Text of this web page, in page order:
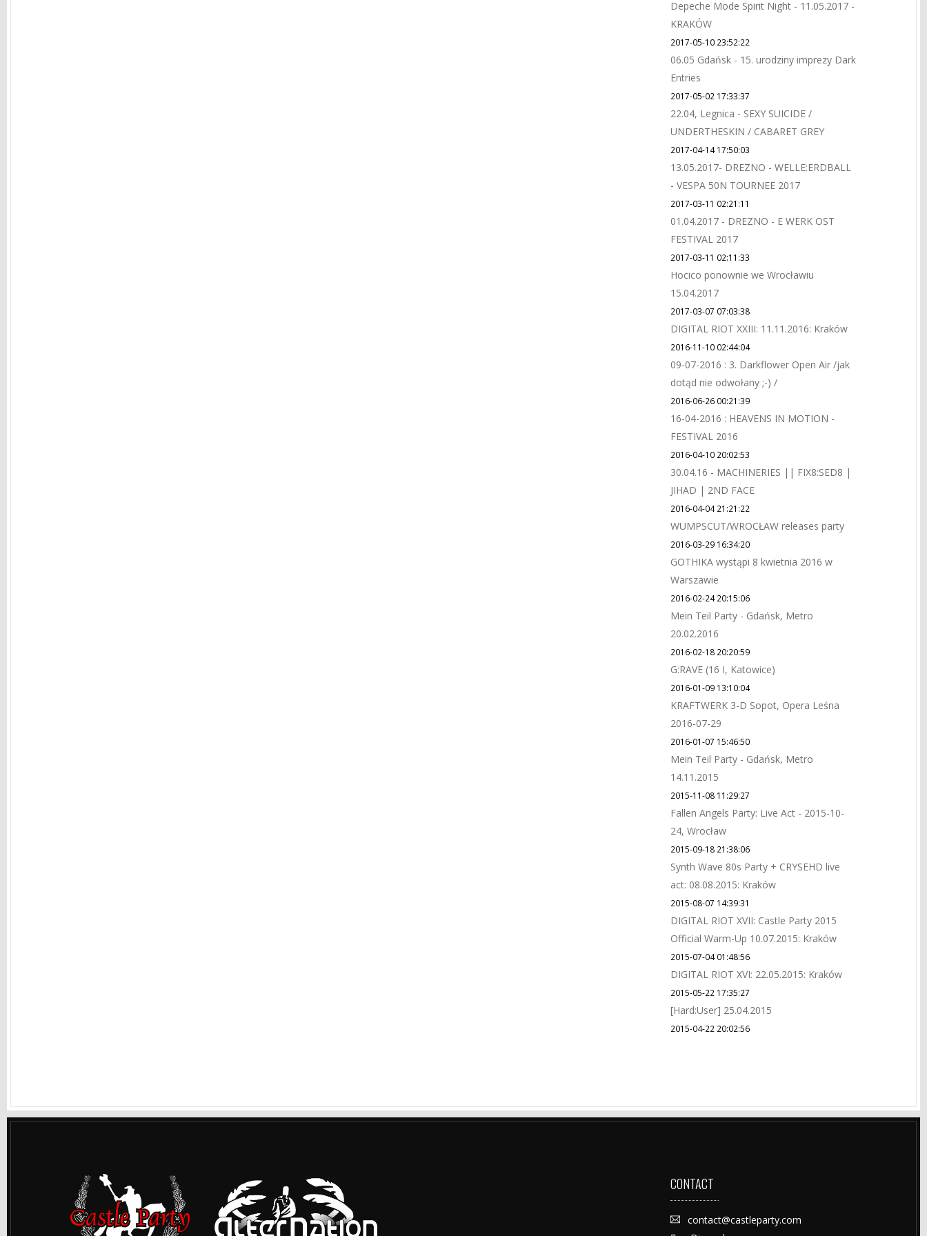
Depeche Mode Spirit Night - 11.05.2017 -
KRAKÓW
2017-05-10 23:52:22
06.05 Gdańsk - 15. urodziny imprezy Dark
Entries
2017-05-02 17:33:37
22.04, Legnica - SEXY SUICIDE /
UNDERTHESKIN / CABARET GREY
2017-04-14 17:50:03
13.05.2017- DREZNO - WELLE:ERDBALL
- VESPA 50N TOURNEE 2017
2017-03-11 02:21:11
01.04.2017 - DREZNO - E WERK OST
FESTIVAL 2017
2017-03-11 02:11:33
Hocico ponownie we Wrocławiu
15.04.2017
2017-03-07 07:03:38
DIGITAL RIOT XXIII: 11.11.2016: Kraków
2016-11-10 02:44:04
09-07-2016 : 3. Darkflower Open Air /jak
dotąd nie odwołany ;-) /
2016-06-26 00:21:39
16-04-2016 : HEAVENS IN MOTION -
FESTIVAL 2016
2016-04-10 20:02:53
30.04.16 - MACHINERIES || FIX8:SED8 |
JIHAD | 2ND FACE
2016-04-04 21:21:22
WUMPSCUT/WROCŁAW releases party
2016-03-29 16:34:20
GOTHIKA wystąpi 8 kwietnia 2016 w
Warszawie
2016-02-24 20:15:06
Mein Teil Party - Gdańsk, Metro
20.02.2016
2016-02-18 20:20:59
G:RAVE (16 I, Katowice)
2016-01-09 13:10:04
KRAFTWERK 3-D Sopot, Opera Leśna
2016-07-29
2016-01-07 15:46:50
Mein Teil Party - Gdańsk, Metro
14.11.2015
2015-11-08 11:29:27
Fallen Angels Party: Live Act - 2015-10-
24, Wrocław
2015-09-18 21:38:06
Synth Wave 80s Party + CRYSEHD live
act: 08.08.2015: Kraków
2015-08-07 14:39:31
DIGITAL RIOT XVII: Castle Party 2015
Official Warm-Up 10.07.2015: Kraków
2015-07-04 01:48:56
DIGITAL RIOT XVI: 22.05.2015: Kraków
2015-05-22 17:35:27
[Hard:User] 25.04.2015
2015-04-22 20:02:56
CONTACT
contact@castleparty.com